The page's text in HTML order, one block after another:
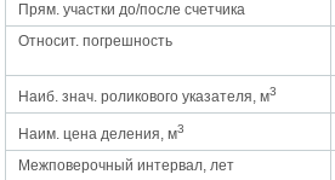
Прям. участки до/после счетчика
Относит. погрешность
Наиб. знач. роликового указателя, м3
Наим. цена деления, м3
Межповерочный интервал, лет